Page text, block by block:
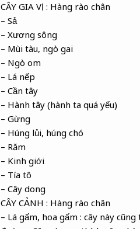
CÂY GIA VỊ : Hàng rào chân
– Sả
– Xương sông
– Mùi tàu, ngò gai
– Ngò om
– Lá nếp
– Cần tây
– Hành tây (hành ta quá yếu)
– Gừng
– Húng lủi, húng chó
– Răm
– Kinh giới
– Tía tô
– Cây dong
CÂY CẢNH : Hàng rào chân
– Lá gấm, hoa gấm : cây này